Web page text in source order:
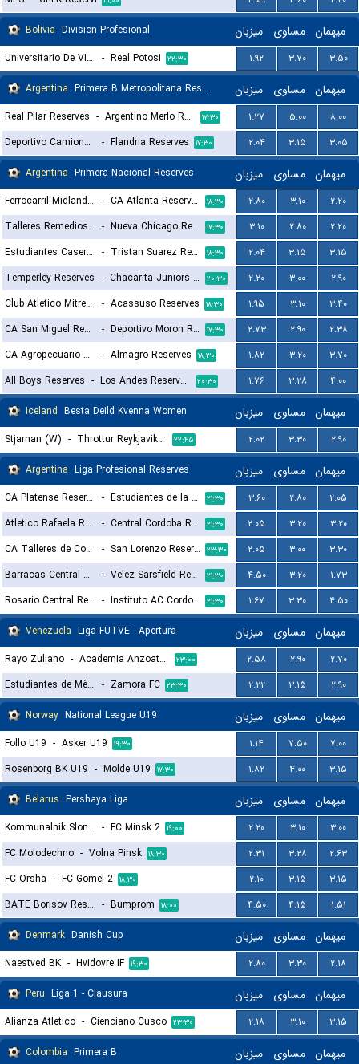
Bolivia Division Profesional میزبان مساوی میهمان
Universitario De Vinto - Real Potosi ۲۲:۳۰ ۱.۹۲ ۳.۷۰
۳.۵۰
Argentina Primera B Metropolitana Reserves میزبان مساوی میهمان
Real Pilar Reserves - Argentino Merlo Reserves ۱۷:۳۰ ۱.۲۷ ۵.۰۰
۸.۰۰
Deportivo Camioneros Reserves
- Flandria Reserves ۱۷:۳۰ ۲.۰۴ ۳.۱۵
۳.۰۵
Argentina Primera Nacional Reserves میزبان مساوی میهمان
Ferrocarril Midland Reserves - CA Atlanta Reserves ۱۸:۳۰ ۲.۸۰ ۳.۱۰
۲.۲۰
Talleres Remedios Reserves - Nueva Chicago Reserves ۱۷:۳۰ ۳.۱۰ ۲.۸۰
۲.۲۰
Estudiantes Caseros Reserves
- Tristan Suarez Reserves ۱۸:۳۰ ۲.۰۴ ۳.۱۵
۳.۱۵
Temperley Reserves - Chacarita Juniors Reserves ۲۰:۳۰ ۲.۲۰ ۳.۰۰
۲.۹۰
Club Atletico Mitre Reserves
- Acassuso Reserves ۱۸:۳۰ ۱.۹۵ ۳.۱۰
۳.۴۰
CA San Miguel Reserves
- Deportivo Moron Reserves ۱۷:۳۰ ۲.۷۳ ۲.۹۰
۲.۳۸
CA Agropecuario Reserves
- Almagro Reserves ۱۸:۳۰ ۱.۸۲ ۳.۲۰
۳.۷۰
All Boys Reserves - Los Andes Reserves ۲۰:۳۰ ۱.۷۶ ۳.۲۸
۴.۰۰
Iceland Besta Deild Kvenna Women میزبان مساوی میهمان
Stjarnan (W) - Throttur Reykjavik (W) ۲۲:۴۵ ۲.۰۲ ۳.۳۰
۲.۹۰
Argentina Liga Profesional Reserves میزبان مساوی میهمان
CA Platense Reserves - Estudiantes de la Plata Reserves ۲۱:۳۰ ۳.۶۰ ۲.۸۰
۲.۰۵
Atletico Rafaela Reserves
- Central Cordoba Reserves ۲۱:۳۰ ۲.۰۵ ۳.۲۰
۳.۲۰
CA Talleres de Cordoba Reserves
- San Lorenzo Reserves ۲۳:۳۰ ۲.۰۵ ۳.۰۰
۳.۳۰
Barracas Central Reserves
- Velez Sarsfield Reserves ۲۱:۳۰ ۴.۵۰ ۳.۲۰
۱.۷۳
Rosario Central Reserves - Instituto AC Cordoba Reserves ۲۱:۳۰ ۱.۶۷ ۳.۳۰
۴.۵۰
Venezuela Liga FUTVE - Apertura میزبان مساوی میهمان
Rayo Zuliano - Academia Anzoategui ۲۳:۰۰ ۲.۵۸ ۲.۹۰
۲.۷۰
Estudiantes de Mérida - Zamora FC ۲۳:۳۰ ۲.۲۲ ۳.۱۵
۲.۹۰
Norway National League U19 میزبان مساوی میهمان
Follo U19 - Asker U19 ۱۹:۳۰ ۱.۱۴ ۷.۵۰
۷.۰۰
Rosenborg BK U19 - Molde U19 ۱۷:۳۰ ۱.۸۲ ۴.۰۰
۳.۱۵
Belarus Pershaya Liga میزبان مساوی میهمان
Kommunalnik Slonim - FC Minsk 2 ۱۹:۰۰ ۲.۲۰ ۳.۱۰
۳.۰۰
FC Molodechno - Volna Pinsk ۱۸:۳۰ ۲.۳۱ ۳.۲۸
۲.۶۳
FC Orsha - FC Gomel 2 ۱۸:۳۰ ۲.۱۰ ۳.۱۵
۳.۱۵
BATE Borisov Reserves - Bumprom ۱۸:۰۰ ۴.۵۰ ۴.۱۵
۱.۵۱
Denmark Danish Cup میزبان مساوی میهمان
Naestved BK - Hvidovre IF ۱۹:۳۰ ۲.۸۰ ۳.۳۰
۲.۱۸
Peru Liga 1 - Clausura میزبان مساوی میهمان
Alianza Atletico - Cienciano Cusco ۲۳:۳۰ ۲.۱۸ ۳.۱۰
۳.۱۵
Colombia Primera B میزبان مساوی میهمان